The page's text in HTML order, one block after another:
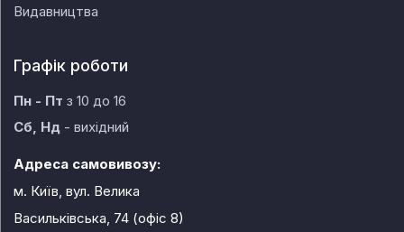
Видавництва
Графік роботи
Пн - Пт з 10 до 16
Сб, Нд - вихідний
Адреса самовивозу:
м. Київ, вул. Велика
Васильківська, 74 (офіс 8)